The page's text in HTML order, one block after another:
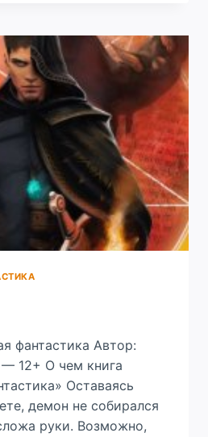
фантастика Автор:
12+ О чем книга
Оставаясь
демон не собирался
руки. Возможно,